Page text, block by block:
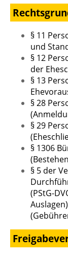
§ 11
und
§ 12
der
§ 13
§ 28
§ 29
§ 1306
§ 5 der
(PStG-
Auslagen)